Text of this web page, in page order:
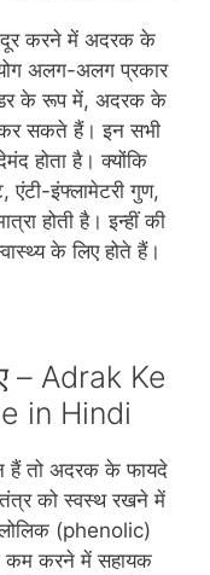
दूर करने में अदरक के
अलग-अलग प्रकार
के रूप में, अदरक के
सकते हैं। इन सभी
होता है। क्‍योंकि
एंटी-इंफ्लामेटरी गुण,
होती है। इन्हीं की
के लिए होते हैं।
– Adrak Ke
in Hindi
हैं तो अदरक के फायदे
को स्‍वस्‍थ रखने में
(phenolic)
कम करने में सहायक